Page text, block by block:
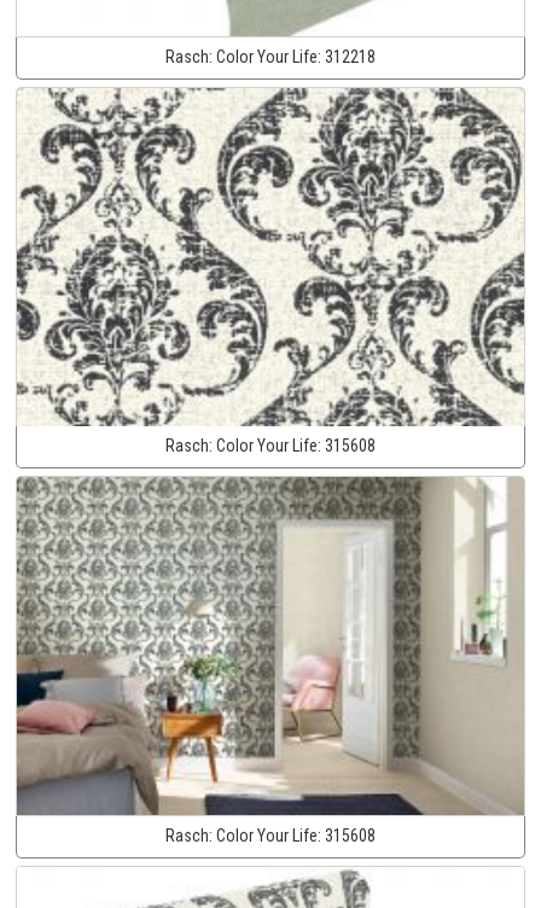
Rasch: Color Your Life: 312218
Rasch: Color Your Life: 315608
Rasch: Color Your Life: 315608